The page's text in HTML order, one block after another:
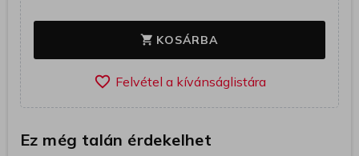
shopping_cart KOSÁRBA
favorite_border
Ez még talán érdekelhet